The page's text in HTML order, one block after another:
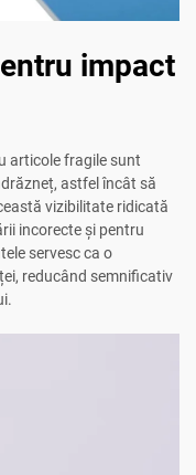
impact
articole fragile sunt
astfel încât să
vizibilitate ridicată
incorecte și pentru
servesc ca o
reducând semnificativ